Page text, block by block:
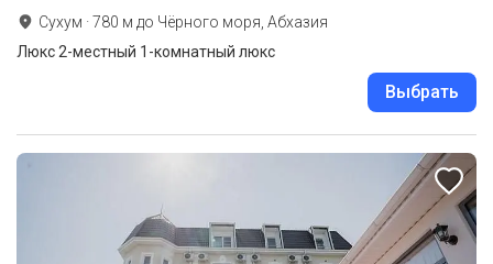
Сухум ·780 м до Чёрного моря, Абхазия
Люкс 2-местный 1-комнатный люкс
Выбрать